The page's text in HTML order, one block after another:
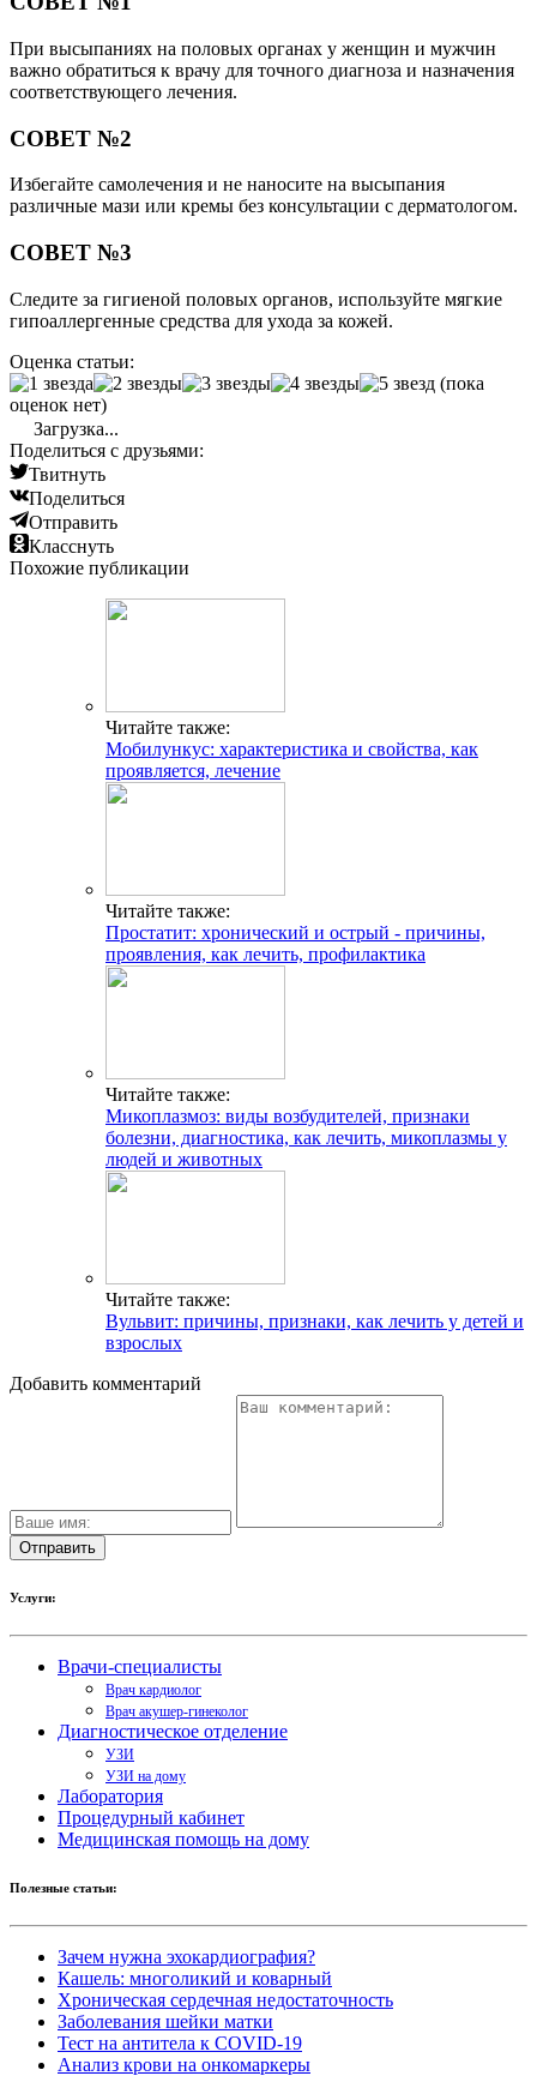
При высыпаниях на половых органах у женщин и мужчин
важно обратиться к врачу для точного диагноза и назначения
соответствующего лечения.
СОВЕТ №2
Избегайте самолечения и не наносите на высыпания
различные мази или кремы без консультации с дерматологом.
СОВЕТ №3
Следите за гигиеной половых органов, используйте мягкие
гипоаллергенные средства для ухода за кожей.
Оценка статьи:
(пока
оценок нет)
Загрузка...
Поделиться с друзьями:
Твитнуть
Поделиться
Отправить
Класснуть
Похожие публикации
Читайте также:
Мобилункус: характеристика и свойства, как
проявляется, лечение
Читайте также:
Простатит: хронический и острый - причины,
проявления, как лечить, профилактика
Читайте также:
Микоплазмоз: виды возбудителей, признаки
болезни, диагностика, как лечить, микоплазмы у
людей и животных
Читайте также:
Вульвит: причины, признаки, как лечить у детей и
взрослых
Добавить комментарий
Услуги:
Врачи-специалисты
Врач кардиолог
Врач акушер-гинеколог
Диагностическое отделение
УЗИ
УЗИ на дому
Лаборатория
Процедурный кабинет
Медицинская помощь на дому
Полезные статьи:
Зачем нужна эхокардиография?
Кашель: многоликий и коварный
Хроническая сердечная недостаточность
Заболевания шейки матки
Тест на антитела к COVID-19
Анализ крови на онкомаркеры